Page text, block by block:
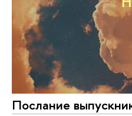
Послание